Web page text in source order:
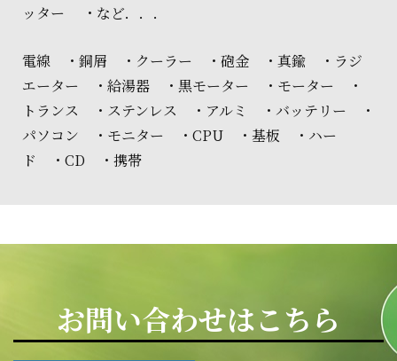
ッター ・など．．．
電線 ・銅屑 ・クーラー ・砲金 ・真鍮 ・ラジ
エーター ・給湯器 ・黒モーター ・モーター ・
トランス ・ステンレス ・アルミ ・バッテリー ・
パソコン ・モニター ・CPU ・基板 ・ハー
ド ・CD ・携帯
お問い合わせはこちら